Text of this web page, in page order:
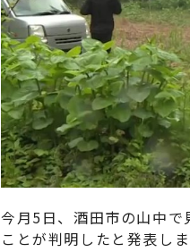
今月5日、酒田市の山中
ことが判明したと発表しま